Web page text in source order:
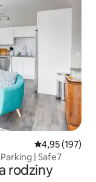
Średnia
4,95 (197)
| Safe7
rodziny